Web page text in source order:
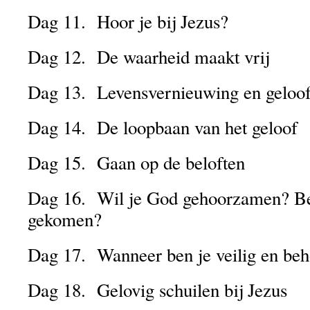
Dag 11. Hoor je bij Jezus?
Dag 12. De waarheid maakt vrij
Dag 13. Levensvernieuwing en
Dag 14. De loopbaan van het geloof
Dag 15. Gaan op de beloften
Dag 16. Wil je God gehoorzamen?
gekomen?
Dag 17. Wanneer ben je veilig en
Dag 18. Gelovig schuilen bij Jezus